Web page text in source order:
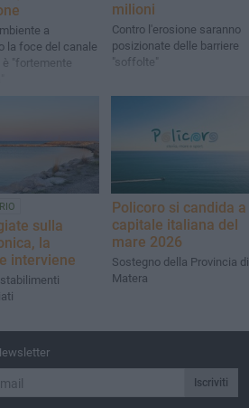
a
la foce del canale
è "fortemente
milioni
Contro l'erosione saranno
posizionate delle barriere
"soffolte"
sulla
la
interviene
Policoro si candida a
capitale italiana del
mare 2026
Sostegno della Provincia di
Matera
Iscriviti